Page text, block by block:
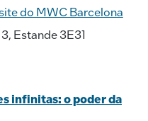
do MWC Barcelona
Estande 3E31
infinitas: o poder da